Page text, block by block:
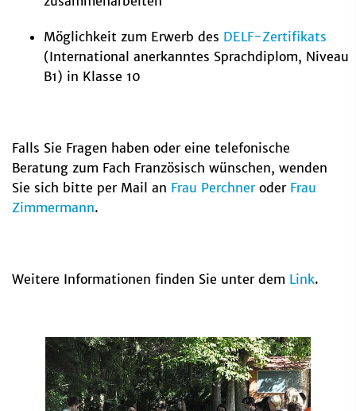
Möglichkeit zum Erwerb des DELF-Zertifikats
(International anerkanntes Sprachdiplom, Niveau
B1) in Klasse 10
Falls Sie Fragen haben oder eine telefonische
Beratung zum Fach Französisch wünschen, wenden
Sie sich bitte per Mail an Frau Perchneroder Frau
Zimmermann.
Weitere Informationen finden Sie unter dem Link.